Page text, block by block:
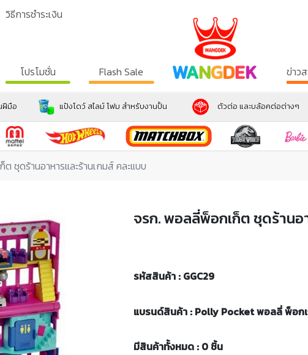
วิธีการชำระเงิน
โปรโมชั่น Flash Sale ข่าว
ฝีมือ แป้งโดว์ สไลม์ โฟม สำหรับงานปั้น ตัวต่อ และบล้อคต่อต่างๆ
ชุดร้านอาหารและร้านเกมส์ คละแบบ
จรก. พอลลี่พ็อกเก็ต ชุดร้านอ
รหัสสินค้า : GGC29
แบรนด์สินค้า : Polly Pocket พอลลี่ พ็อก
มีสินค้าทั้งหมด : 0 ชิ้น